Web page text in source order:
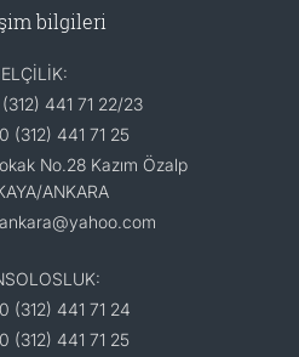
bilgileri
ELÇİLİK:
441 71 22/23
(312) 441 71 25
No.28 Kazım Özalp
ANKARA
(312) 441 71 24
(312) 441 71 25